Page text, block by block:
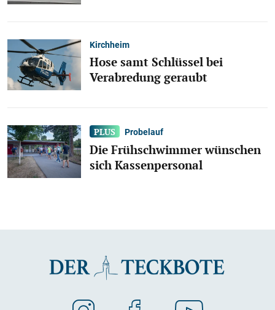
Kirchheim
Hose samt Schlüssel bei
Verabredung geraubt
Probelauf
Die Frühschwimmer wünschen
sich Kassenpersonal